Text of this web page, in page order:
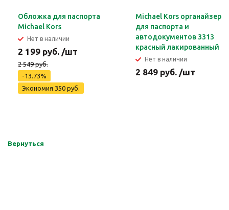
Обложка для паспорта
Michael Kors
Нет в наличии
2 199 руб. /шт
2 549 руб.
-13.73%
Экономия 350 руб.
Michael Kors органайзер
для паспорта и
автодокументов 3313
красный лакированный
Нет в наличии
2 849 руб. /шт
Вернуться